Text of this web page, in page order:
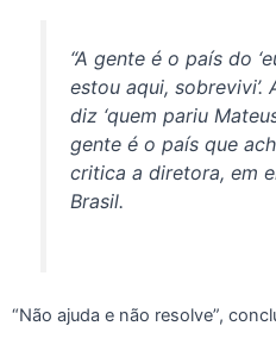
“A gente é o país do
estou aqui,
diz ‘quem pariu
gente é o país que
critica a diretora, em
Brasil.
“Não ajuda e não resolve”,